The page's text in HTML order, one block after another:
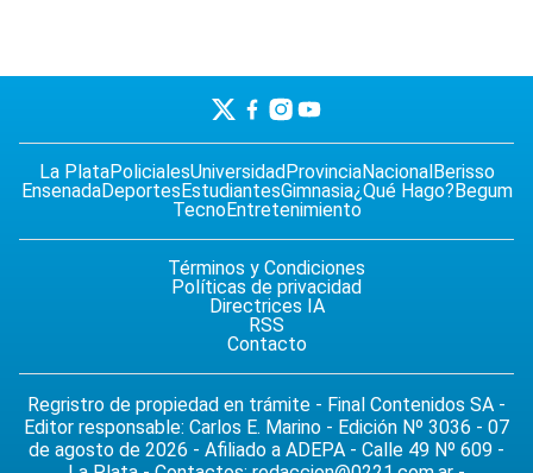
La PlataPolicialesUniversidadProvinciaNacionalBerisso
EnsenadaDeportesEstudiantesGimnasia¿Qué Hago?Begum
TecnoEntretenimiento
Términos y Condiciones
Políticas de privacidad
Directrices IA
RSS
Contacto
Regristro de propiedad en trámite - Final Contenidos SA -
Editor responsable: Carlos E. Marino - Edición Nº 3036 - 07
de agosto de 2026 - Afiliado a ADEPA - Calle 49 Nº 609 -